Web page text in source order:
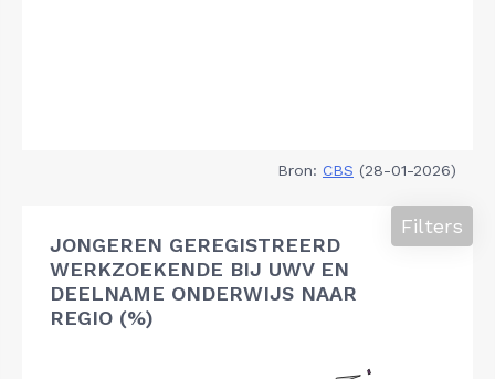
Bron: CBS (28-01-2026)
JONGEREN GEREGISTREERD
WERKZOEKENDE BIJ UWV EN
DEELNAME ONDERWIJS NAAR
REGIO (%)
Filters